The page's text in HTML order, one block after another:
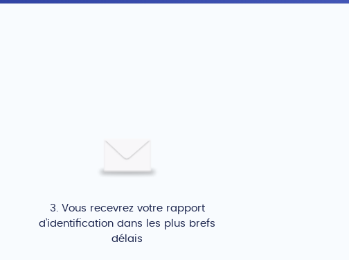
3. Vous recevrez votre rapport
d’identification dans les plus brefs
délais